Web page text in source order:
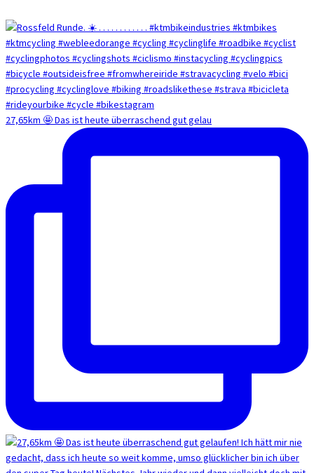
27,65km 🤩 Das ist heute überraschend gut gelau